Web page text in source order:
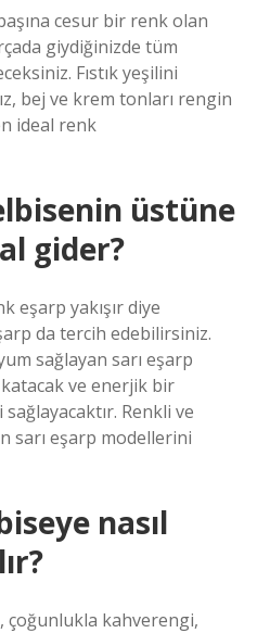
cesur bir renk olan
giydiğinizde tüm
Fıstık yeşilini
bej ve krem ​​tonları rengin
ideal renk
üstüne
gider?
eşarp yakışır diye
da tercih edebilirsiniz.
sağlayan sarı eşarp
ve enerjik bir
Renkli ve
sarı eşarp modellerini
nasıl
çoğunlukla kahverengi,